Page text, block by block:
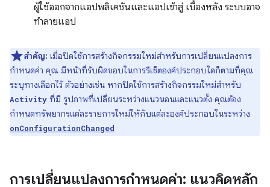
ผู้ใช้ออกจากแอปพลิเคชันและแอปเข้าสู่ เบื้องหลัง ระบบอาจ
ทำลายแอป
สำคัญ: เมื่อปิดใช้การสร้างกิจกรรมใหม่สำหรับการเปลี่ยนแปลงการ
กำหนดค่า คุณ มีหน้าที่รับผิดชอบในการรีเซ็ตองค์ประกอบใดก็ตามที่คุณ
ระบุทางเลือกไว้ ตัวอย่างเช่น หากปิดใช้การสร้างกิจกรรมใหม่สำหรับ
Activity ที่มี รูปภาพที่เปลี่ยนระหว่างแนวนอนและแนวตั้ง คุณต้อง
กำหนดทรัพยากรแต่ละรายการใหม่ให้กับแต่ละองค์ประกอบในระหว่าง
onConfigurationChanged
การเปลี่ยนแปลงการกำหนดค่า: แนวคิดหลัก